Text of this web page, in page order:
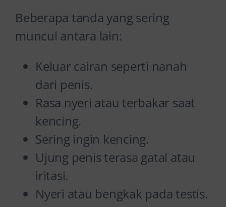
Beberapa tanda yang sering
muncul antara lain:
Keluar cairan seperti nanah
dari penis.
Rasa nyeri atau terbakar saat
kencing.
Sering ingin kencing.
Ujung penis terasa gatal atau
iritasi.
Nyeri atau bengkak pada testis.